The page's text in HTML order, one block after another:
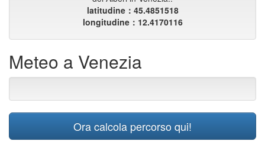
latitudine：45.4851518
longitudine：12.4170116
Meteo a Venezia
Ora calcola percorso qui!